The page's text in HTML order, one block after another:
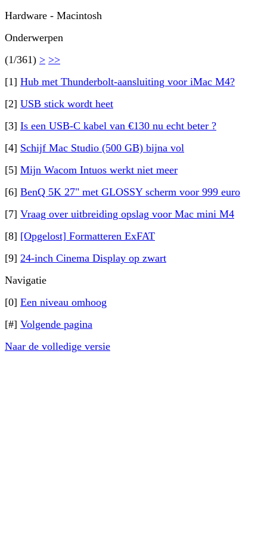
Hardware - Macintosh
Onderwerpen
(1/361) > >>
[1] Hub met Thunderbolt-aansluiting voor iMac M4?
[2] USB stick wordt heet
[3] Is een USB-C kabel van €130 nu echt beter ?
[4] Schijf Mac Studio (500 GB) bijna vol
[5] Mijn Wacom Intuos werkt niet meer
[6] BenQ 5K 27" met GLOSSY scherm voor 999 euro
[7] Vraag over uitbreiding opslag voor Mac mini M4
[8] [Opgelost] Formatteren ExFAT
[9] 24-inch Cinema Display op zwart
Navigatie
[0] Een niveau omhoog
[#] Volgende pagina
Naar de volledige versie